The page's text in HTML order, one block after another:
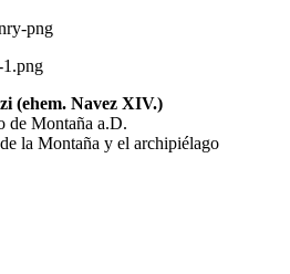
(ehem. Navez XIV.)
de Montaña a.D.
la Montaña y el archipiélago